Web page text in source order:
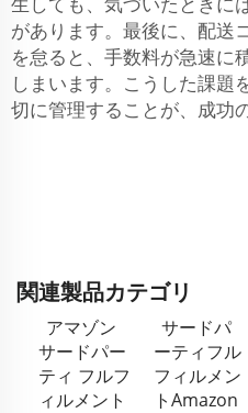
があります。最後に、配送
を怠ると、手数料が急速に
しまいます。こうした課題
切に管理することが、成功
関連製品カテゴリ
アマゾン
サードパー
ティ フルフ
ィルメント
サードパ
ーティフル
フィルメン
トAmazon